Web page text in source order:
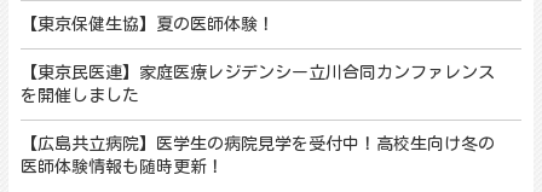
【東京保健生協】夏の医師体験！
【東京民医連】家庭医療レジデンシー立川合同カンファレンス
を開催しました
【広島共立病院】医学生の病院見学を受付中！高校生向け冬の
医師体験情報も随時更新！